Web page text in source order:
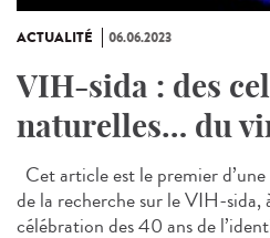
ACTUALITÉ 06.06.2023
VIH-sida : des
naturelles… du
Cet article est le premier
de la recherche sur le VIH-sida,
célébration des 40 ans de